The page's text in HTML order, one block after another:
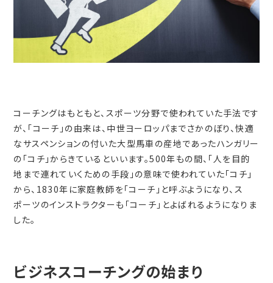
コーチングはもともと、スポーツ分野で使われていた手法です
が、「コーチ」の由来は、中世ヨーロッパまでさかのぼり、快適
なサスペンションの付いた大型馬車の産地であったハンガリー
の「コチ」からきているといいます。500年もの間、「人を目的
地まで連れていくための手段」の意味で使われていた「コチ」
から、1830年に家庭教師を「コーチ」と呼ぶようになり、ス
ポーツのインストラクターも「コーチ」とよばれるようになりま
した。
ビジネスコーチングの始まり